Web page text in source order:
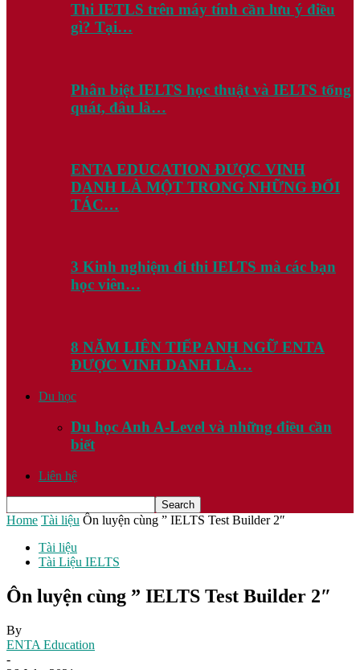
Thi IETLS trên máy tính cần lưu ý điều
gì? Tại…
Phân biệt IELTS học thuật và IELTS tổng
quát, đâu là…
ENTA EDUCATION ĐƯỢC VINH
DANH LÀ MỘT TRONG NHỮNG ĐỐI
TÁC…
3 Kinh nghiệm đi thi IELTS mà các bạn
học viên…
8 NĂM LIÊN TIẾP ANH NGỮ ENTA
ĐƯỢC VINH DANH LÀ…
Du học
Du học Anh A-Level và những điều cần
biết
Liên hệ
Home Tài liệu Ôn luyện cùng ” IELTS Test Builder 2″
Tài liệu
Tài Liệu IELTS
Ôn luyện cùng ” IELTS Test Builder 2″
By
ENTA Education
-